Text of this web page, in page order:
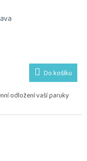
Do košíku
odložení vaší paruky